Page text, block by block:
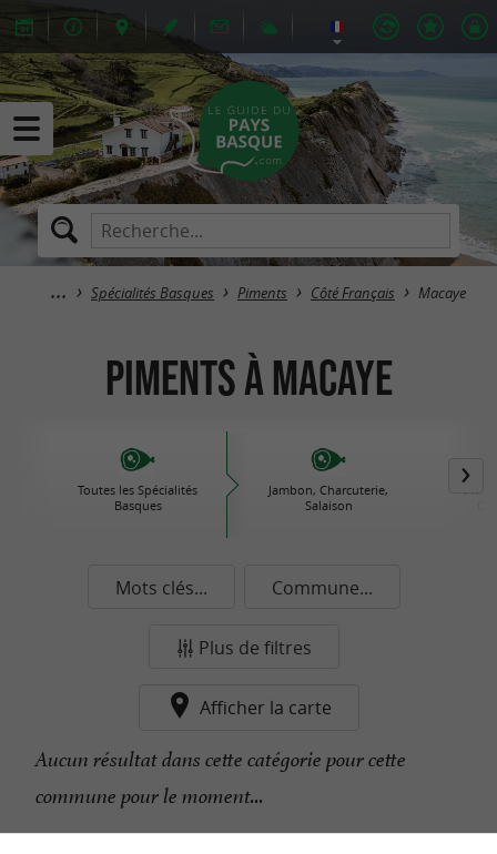
Spécialités Basques Piments Côté Français Macaye
Piments à Macaye
Toutes les Spécialités
Basques
Jambon, Charcuterie,
Salaison
Plats
Mots clés... Commune...
Plus de filtres
Afficher la carte
Aucun résultat dans cette catégorie pour cette
commune pour le moment...